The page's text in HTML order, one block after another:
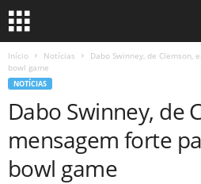
Início Notícias
Dabo Swinney, de Clemson,
bowl game
NOTÍCIAS
Dabo Swinney, de
mensagem forte
bowl game